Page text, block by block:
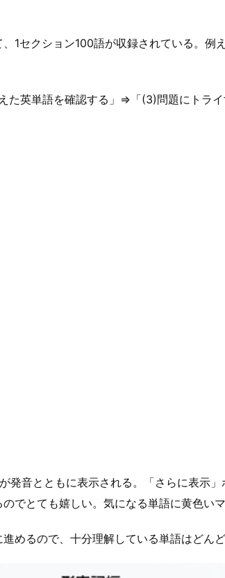
1セクション100語が収録されている。
た英単語を確認する」⇒「(3)問題にトラ
発音とともに表示される。「さらに表示
でとても嬉しい。気になる単語に黄色い
めるので、十分理解している単語はどん